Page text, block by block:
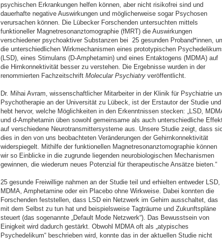
psychischen Erkrankungen helfen können, aber nicht risikofrei sind und
dauerhafte negative Auswirkungen und möglicherweise sogar Psychosen
verursachen können. Die Lübecker Forschenden untersuchten mittels
funktioneller Magnetresonanztomographie (fMRT) die Auswirkungen
verschiedener psychoaktiver Substanzen bei 25 gesunden Proband*innen,
die unterschiedlichen Wirkmechanismen eines prototypischen
(LSD), eines Stimulans (D-Amphetamin) und eines Entaktogens (MDMA) auf
die Hirnkonnektivität besser zu verstehen. Die Ergebnisse wurden in der
renommierten Fachzeitschrift Molecular Psychiatryveröffentlicht.
Dr. Mihai Avram, wissenschaftlicher Mitarbeiter in der Klinik für Psychiatrie
Psychotherapie an der Universität zu Lübeck, ist der Erstautor der Studie und
hebt hervor, welche Möglichkeiten in den Erkenntnissen stecken: „LSD,
und d-Amphetamin üben sowohl gemeinsame als auch unterschiedliche
auf verschiedene Neurotransmittersysteme aus. Unsere Studie zeigt, dass
dies in den von uns beobachteten Veränderungen der Gehirnkonnektivität
widerspiegelt. Mithilfe der funktionellen Magnetresonanztomographie können
wir so Einblicke in die zugrunde liegenden neurobiologischen Mechanismen
gewinnen, die wiederum neues Potenzial für therapeutische Ansätze bieten.“
25 gesunde Freiwillige nahmen an der Studie teil und erhielten entweder LSD,
MDMA, Amphetamine oder ein Placebo ohne Wirkweise. Dabei konnten die
Forschenden feststellen, dass LSD ein Netzwerk im Gehirn ausschaltet, das
mit dem Selbst zu tun hat und beispielsweise Tagträume und Zukunftspläne
steuert (das sogenannte „Default Mode Netzwerk“). Das Bewusstsein von
Einigkeit wird dadurch gestärkt. Obwohl MDMA oft als „atypisches
Psychedelikum“ beschrieben wird, konnte das in der aktuellen Studie nicht